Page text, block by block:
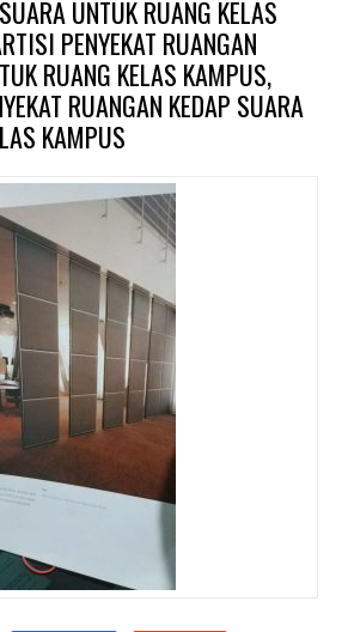
UNTUK RUANG KELAS
PENYEKAT RUANGAN
RUANG KELAS KAMPUS,
RUANGAN KEDAP SUARA
KAMPUS